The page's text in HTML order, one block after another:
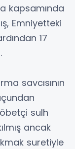
kapsamında
Emniyetteki
17
savcısının
sulh
ancak
suretiyle